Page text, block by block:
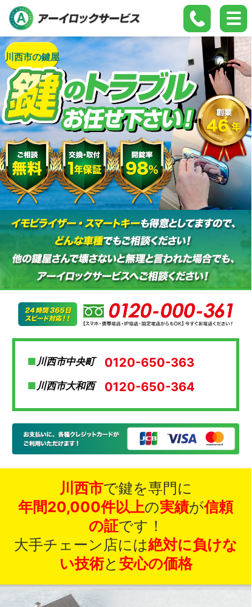
川西市の鍵屋
川西市中央町 0120-650-363
川西市大和西 0120-650-364
川西市で鍵を専門に
年間20,000件以上の実績が信頼
の証です！
大手チェーン店には絶対に負けな
い技術と 安心の価格